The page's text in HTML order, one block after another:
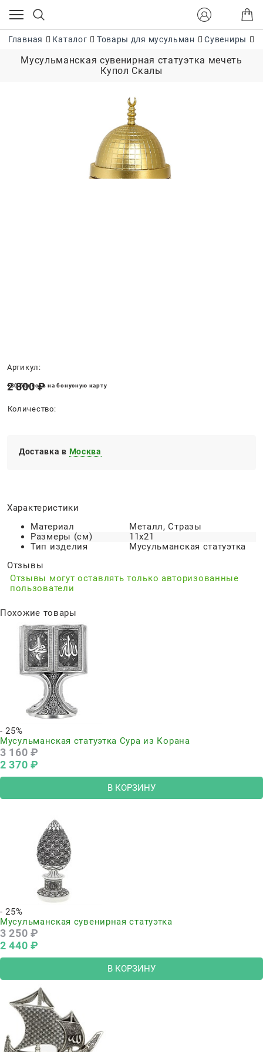
Главная Каталог Товары для мусульман Сувениры
Мусульманская сувенирная статуэтка мечеть
Купол Скалы
Артикул:
2 800 ₽
+80 бонусов на бонусную карту
Количество:
Доставка в Москва
Характеристики
Материал
Металл, Стразы
Размеры (см)
11х21
Тип изделия
Мусульманская статуэтка
Отзывы
Отзывы могут оставлять только авторизованные
пользователи
Похожие товары
- 25%
Мусульманская статуэтка Сура из Корана
3 160 ₽
2 370 ₽
В КОРЗИНУ
- 25%
Мусульманская сувенирная статуэтка
3 250 ₽
2 440 ₽
В КОРЗИНУ